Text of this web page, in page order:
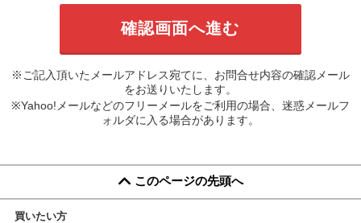
※ご記入頂いたメールアドレス宛てに、お問合せ内容の確認メール
をお送りいたします。
※Yahoo!メールなどのフリーメールをご利用の場合、迷惑メールフ
ォルダに入る場合があります。
このページの先頭へ
買いたい方